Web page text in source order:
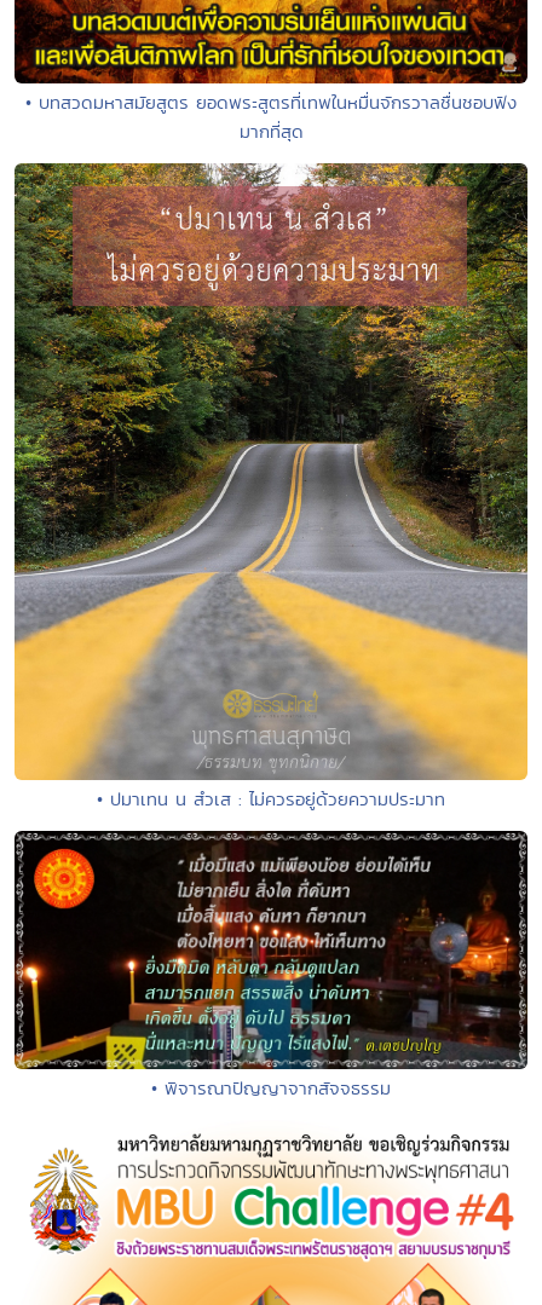
• บทสวดมหาสมัยสูตร ยอดพระสูตรที่เทพในหมื่นจักรวาลชื่นชอบฟัง
มากที่สุด
• ปมาเทน น สํวเส : ไม่ควรอยู่ด้วยความประมาท
• พิจารณาปัญญาจากสัจจธรรม